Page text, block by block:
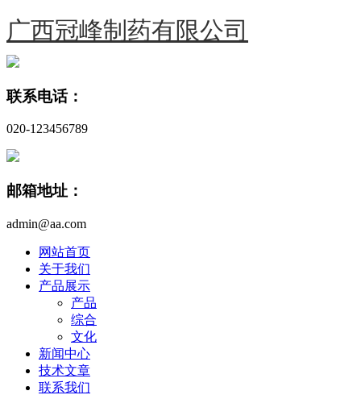
广西冠峰制药有限公司
联系电话：
020-123456789
邮箱地址：
admin@aa.com
网站首页
关于我们
产品展示
产品
综合
文化
新闻中心
技术文章
联系我们